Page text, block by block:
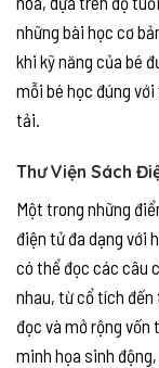
những bài học cơ
khi kỹ năng của bé
mỗi bé học đúng
tải.
Thư Viện Sách
Một trong những
điện tử đa dạng với
có thể đọc các câu
nhau, từ cổ tích đến
đọc và mở rộng vốn
minh họa sinh